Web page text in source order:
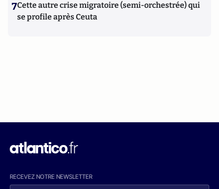
7Cette autre crise migratoire (semi-orchestrée) qui
se profile après Ceuta
RECEVEZ NOTRE NEWSLETTER